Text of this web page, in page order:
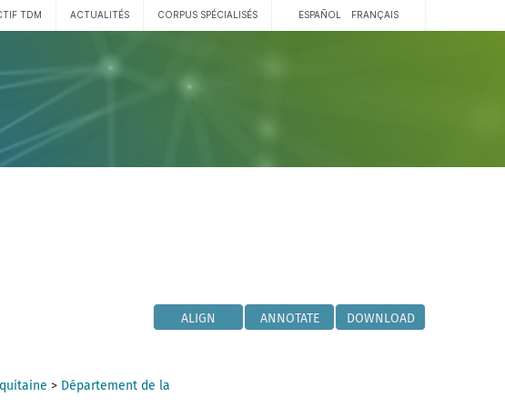
TDM ACTUALITÉS CORPUS SPÉCIALISÉS ESPAÑOL FRANÇAIS
ALIGN ANNOTATE DOWNLOAD
> Département de la